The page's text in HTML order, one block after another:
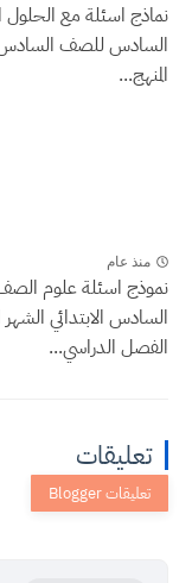
نماذج اسئلة مع الحلول
السادس للصف السادس
المنهج...
منذ عام
نموذج اسئلة علوم
السادس الابتدائي الشهر
الفصل الدراسي...
تعليقات